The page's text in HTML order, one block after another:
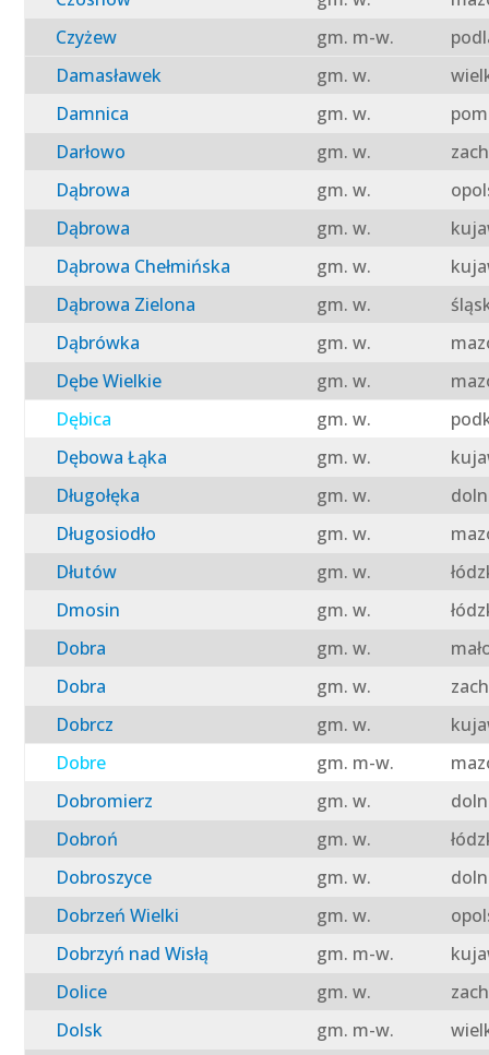
Czyżew
gm. m-w.
Damasławek
gm. w.
Damnica
gm. w.
Darłowo
gm. w.
Dąbrowa
gm. w.
Dąbrowa
gm. w.
Dąbrowa Chełmińska
gm. w.
Dąbrowa Zielona
gm. w.
Dąbrówka
gm. w.
Dębe Wielkie
gm. w.
Dębica
gm. w.
Dębowa Łąka
gm. w.
Długołęka
gm. w.
Długosiodło
gm. w.
Dłutów
gm. w.
Dmosin
gm. w.
Dobra
gm. w.
Dobra
gm. w.
Dobrcz
gm. w.
Dobre
gm. m-w.
Dobromierz
gm. w.
Dobroń
gm. w.
Dobroszyce
gm. w.
Dobrzeń Wielki
gm. w.
Dobrzyń nad Wisłą
gm. m-w.
Dolice
gm. w.
Dolsk
gm. m-w.